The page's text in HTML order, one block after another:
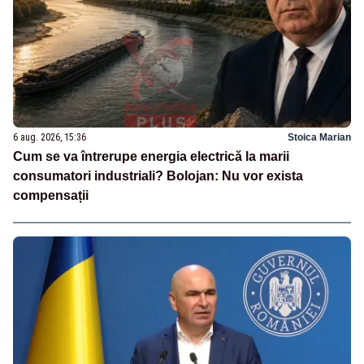
6 aug. 2026, 15:36 Stoica Marian
Cum se va întrerupe energia electrică la marii
consumatori industriali? Bolojan: Nu vor exista
compensații